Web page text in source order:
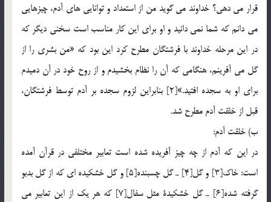
قرار مي دهي؟ خداوند مي گويد من از استعداد و توانايي هاي آدم، چيزهايي
مي دانم كه شما نمي دانيد و او براي اين كار مناسب است سخني ديگر كه
در اين مرحله خداوند با فرشتگان مطرح كرد اين بود كه «من بشري را از
گل مي آفرينم، هنگامي كه آن را نظام بخشيدم و از روح خود در آن دميدم
براي او به سجده افتيد.»[2] بنابراين لزوم سجده بر آدم توسط فرشتگان،
قبل از خلقت آدم مطرح شد.
ب) خلقت آدم:
در اين كه آدم از چه چيز آفريده شده است تعابير مختلفي در قرآن آمده
است: خاك[3] و گل[4] ـ گل چسبنده[5] و گل خشكيده اي كه از گل بدبو
گرفته شده[6] ـ گل خشكيدة مثل سفال[7] كه هر يك از اين تعابير مي